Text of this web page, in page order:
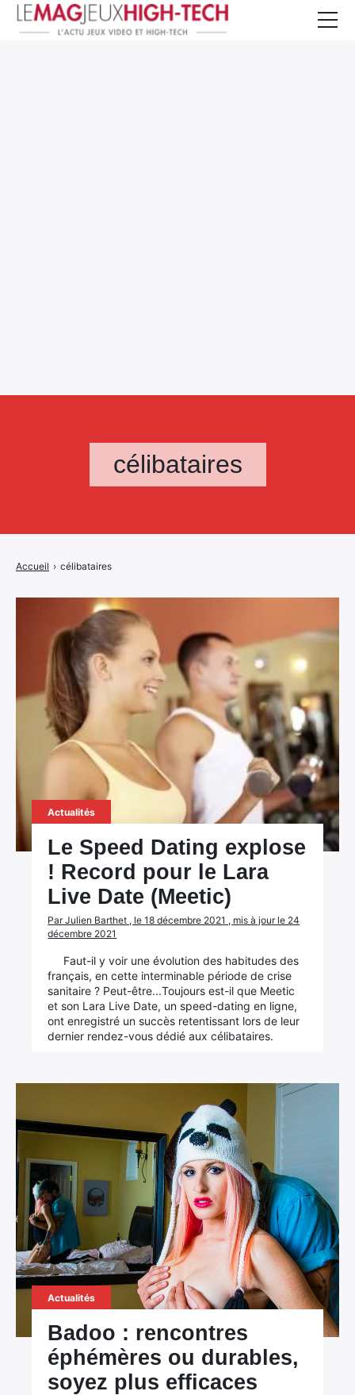
célibataires
Accueil › célibataires
Actualités
Le Speed Dating explose
! Record pour le Lara
Live Date (Meetic)
Par Julien Barthet , le 18 décembre 2021 , mis à jour le 24
décembre 2021
Faut-il y voir une évolution des habitudes des
français, en cette interminable période de crise
sanitaire ? Peut-être...Toujours est-il que Meetic
et son Lara Live Date, un speed-dating en ligne,
ont enregistré un succès retentissant lors de leur
dernier rendez-vous dédié aux célibataires.
Actualités
Badoo : rencontres
éphémères ou durables,
soyez plus efficaces